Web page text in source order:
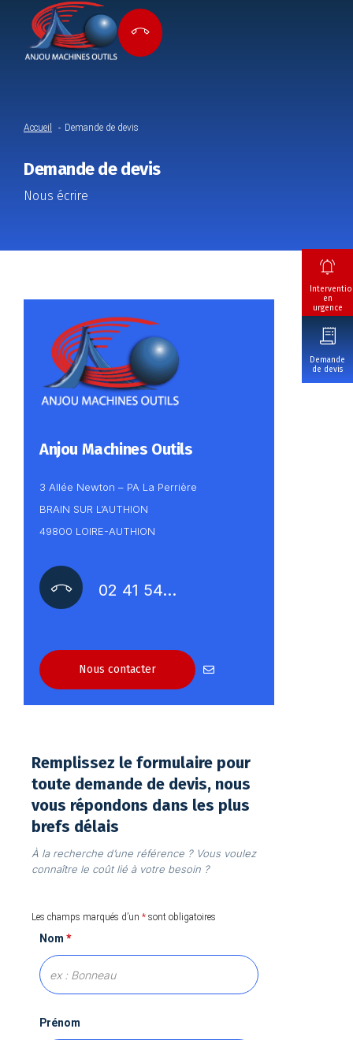
en
urgence
Demande
de devis
Accueil Demande de devis
Demande de devis
Nous écrire
Anjou Machines Outils
3 Allée Newton – PA La Perrière
BRAIN SUR L’AUTHION
49800 LOIRE-AUTHION
02 41 54…
Nous contacter
Remplissez le formulaire pour
toute demande de devis, nous
vous répondons dans les plus
brefs délais
À la recherche d’une référence ? Vous voulez
connaître le coût lié à votre besoin ?
Les champs marqués d’un * sont obligatoires
Nom *
Prénom